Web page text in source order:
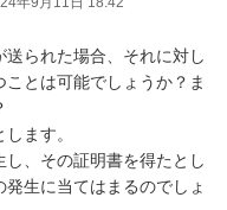
られた場合、それに対し
とは可能でしょうか？ま
ます。
、その証明書を得たとし
生に当てはまるのでしょ